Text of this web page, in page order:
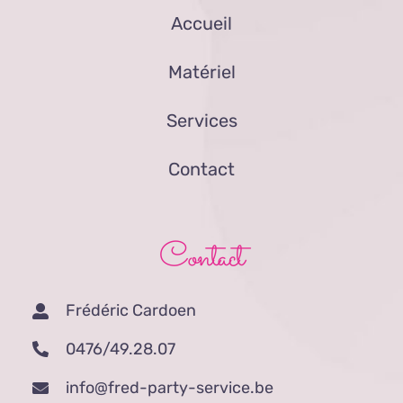
Accueil
Matériel
Services
Contact
Contact
Frédéric Cardoen
0476/49.28.07
info@fred-party-service.be